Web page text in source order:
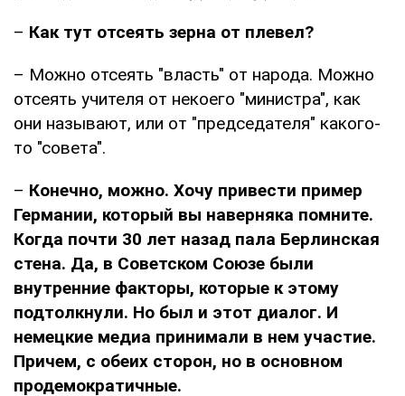
– Как тут отсеять зерна от плевел?
– Можно отсеять "власть" от народа. Можно
отсеять учителя от некоего "министра", как
они называют, или от "председателя" какого-
то "совета".
– Конечно, можно. Хочу привести пример
Германии, который вы наверняка помните.
Когда почти 30 лет назад пала Берлинская
стена. Да, в Советском Союзе были
внутренние факторы, которые к этому
подтолкнули. Но был и этот диалог. И
немецкие медиа принимали в нем участие.
Причем, с обеих сторон, но в основном
продемократичные.